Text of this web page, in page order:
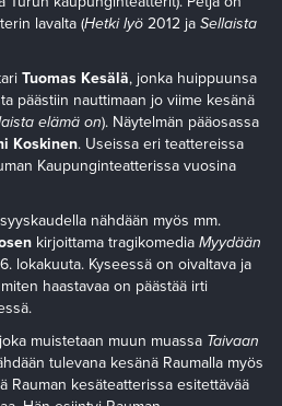
lavalta (Hetki lyö 2012 ja Sellaista
Tuomas Kesälä, jonka huippuunsa
päästiin nauttimaan jo viime kesänä
elämä on). Näytelmän pääosassa
Koskinen. Useissa eri teattereissa
Kaupunginteatterissa vuosina
nähdään myös mm.
kirjoittama tragikomedia Myydään
lokakuuta. Kyseessä on oivaltava ja
haastavaa on päästää irti
muistetaan muun muassa Taivaan
tulevana kesänä Raumalla myös
Rauman kesäteatterissa esitettävää